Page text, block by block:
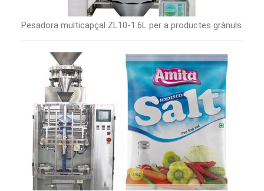
Pesadora multicapçal ZL10-1.6L per a productes grànuls